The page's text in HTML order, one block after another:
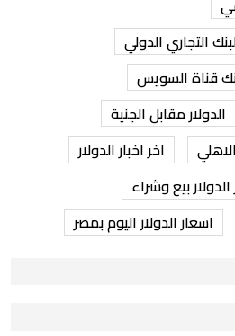
التجاري الدولي
قناة السويس
الدولار مقابل الجنية
اخر اخبار الدولار
بيع وشراء
اسعار الدولار اليوم بمصر